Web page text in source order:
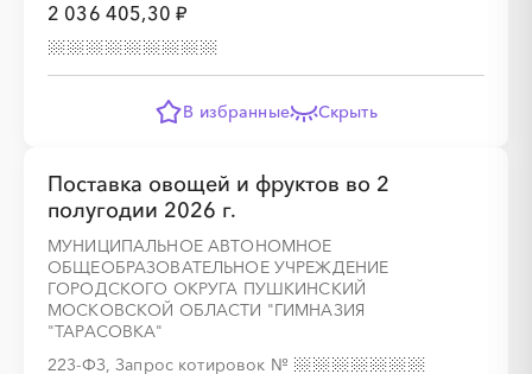
2 036 405,30 ₽
В избранные Скрыть
Поставка овощей и фруктов во 2
полугодии 2026 г.
МУНИЦИПАЛЬНОЕ АВТОНОМНОЕ
ОБЩЕОБРАЗОВАТЕЛЬНОЕ УЧРЕЖДЕНИЕ
ГОРОДСКОГО ОКРУГА ПУШКИНСКИЙ
МОСКОВСКОЙ ОБЛАСТИ "ГИМНАЗИЯ
"ТАРАСОВКА"
223-ФЗ, Запрос котировок №